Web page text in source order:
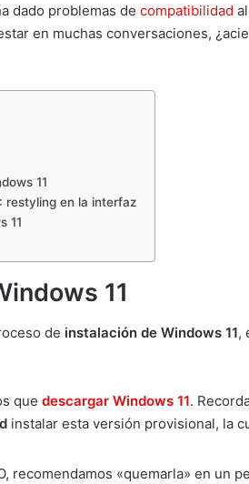
dado problemas de compatibilidad
en muchas conversaciones,
11
restyling en la interfaz
11
11
de instalación de Windows 11,
que descargar Windows 11.
instalar esta versión provisional, la
recomendamos «quemarla» en un